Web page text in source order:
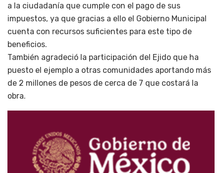
a la ciudadanía que cumple con el pago de sus
impuestos, ya que gracias a ello el Gobierno Municipal
cuenta con recursos suficientes para este tipo de
beneficios.
También agradeció la participación del Ejido que ha
puesto el ejemplo a otras comunidades aportando más
de 2 millones de pesos de cerca de 7 que costará la
obra.